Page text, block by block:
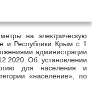
и Республики Крым с 1
администрации
Об установлении
для населения и
«население», по